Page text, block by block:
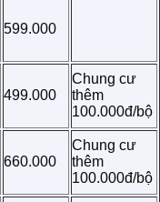
599.000
499.000
Chung cư
thêm
100.000đ/bộ
660.000
Chung cư
thêm
100.000đ/bộ